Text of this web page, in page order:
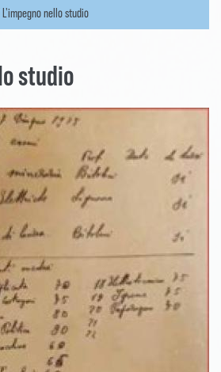
L'impegno nello studio
studio